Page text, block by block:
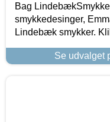
Bag
smykkedesinger,
Lindebæk smykker.
Se udvalget